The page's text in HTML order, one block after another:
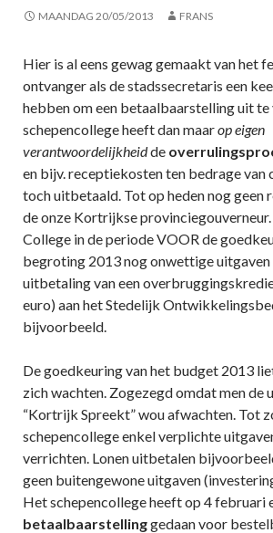
MAANDAG 20/05/2013 FRANS
Hier is al eens gewag gemaakt van het
ontvanger als de stadssecretaris een
hebben om een betaalbaarstelling uit te
schepencollege heeft dan maarop eigen
verantwoordelijkheidde
en bijv. receptiekosten ten bedrage van
toch uitbetaald. Tot op heden nog geen
de onze Kortrijkse
College in de periode VOOR de
begroting 2013 nog onwettige uitgaven
uitbetaling van een
euro) aan het Stedelijk
bijvoorbeeld.
De goedkeuring van het budget 2013
zich wachten. Zogezegd omdat men de
“Kortrijk Spreekt” wou afwachten. Tot
schepencollege enkel verplichte
verrichten. Lonen uitbetalen
geen buitengewone uitgaven
Het schepencollege heeft op 4 februari
betaalbaarstellinggedaan voor